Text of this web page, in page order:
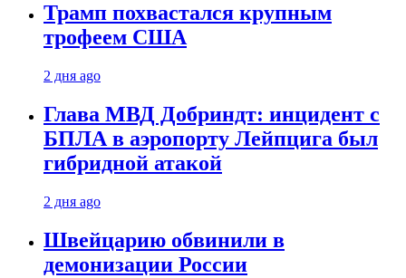
Трамп похвастался крупным
трофеем США
2 дня ago
Глава МВД Добриндт: инцидент с
БПЛА в аэропорту Лейпцига был
гибридной атакой
2 дня ago
Швейцарию обвинили в
демонизации России